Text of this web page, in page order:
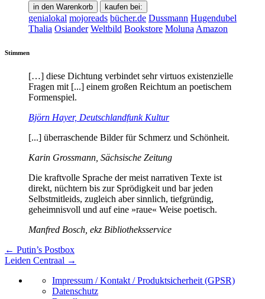
in den Warenkorb kaufen bei:
genialokal mojoreads bücher.de Dussmann Hugendubel
Thalia Osiander Weltbild Bookstore Moluna Amazon
Stimmen
[…] diese Dichtung verbindet sehr virtuos existenzielle
Fragen mit [...] einem großen Reichtum an poetischem
Formenspiel.
Björn Hayer, Deutschlandfunk Kultur
[...] überraschende Bilder für Schmerz und Schönheit.
Karin Grossmann, Sächsische Zeitung
Die kraftvolle Sprache der meist narrativen Texte ist
direkt, nüchtern bis zur Sprödigkeit und bar jeden
Selbstmitleids, zugleich aber sinnlich, tiefgründig,
geheimnisvoll und auf eine »raue« Weise poetisch.
Manfred Bosch, ekz Bibliotheksservice
← Putin’s Postbox
Leiden Centraal →
Impressum / Kontakt / Produktsicherheit (GPSR)
Datenschutz